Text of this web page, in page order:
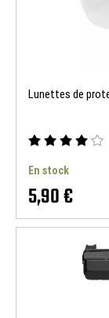
Lunettes de
En stock
5,90 €